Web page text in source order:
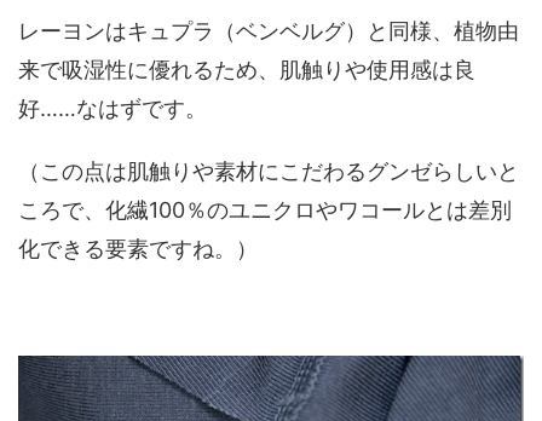
レーヨンはキュプラ（ベンベルグ）と同様、植物由
来で吸湿性に優れるため、肌触りや使用感は良
好……なはずです。
（この点は肌触りや素材にこだわるグンゼらしいと
ころで、化繊100％のユニクロやワコールとは差別
化できる要素ですね。）